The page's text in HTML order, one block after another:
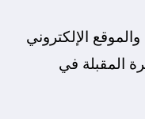
الإلكتروني
المقبلة في